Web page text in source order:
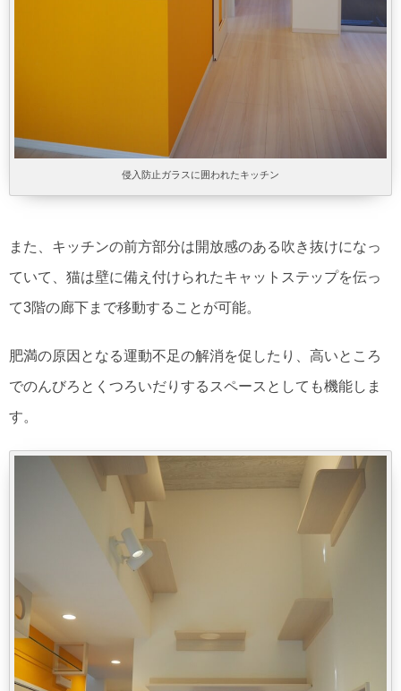
侵入防止ガラスに囲われたキッチン
また、キッチンの前方部分は開放感のある吹き抜けになっ
ていて、猫は壁に備え付けられたキャットステップを伝っ
て3階の廊下まで移動することが可能。
肥満の原因となる運動不足の解消を促したり、高いところ
でのんびろとくつろいだりするスペースとしても機能しま
す。